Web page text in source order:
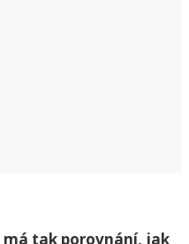
má tak porovnání, jak